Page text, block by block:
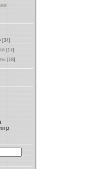
[34]
[17]
[18]